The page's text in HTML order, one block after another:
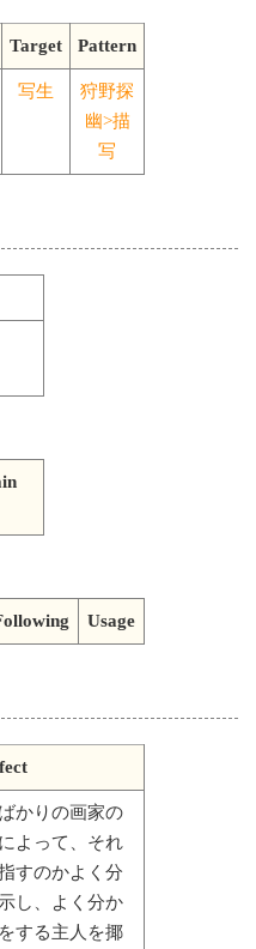
Target Pattern
写生
狩野探
幽>描
写
Usage
かりの画家の
よって、それ
すのかよく分
し、よく分か
する主人を揶